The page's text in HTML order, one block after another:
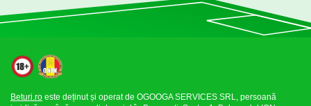
Beturi.ro este deținut și operat de OGOOGA SERVICES SRL, persoană